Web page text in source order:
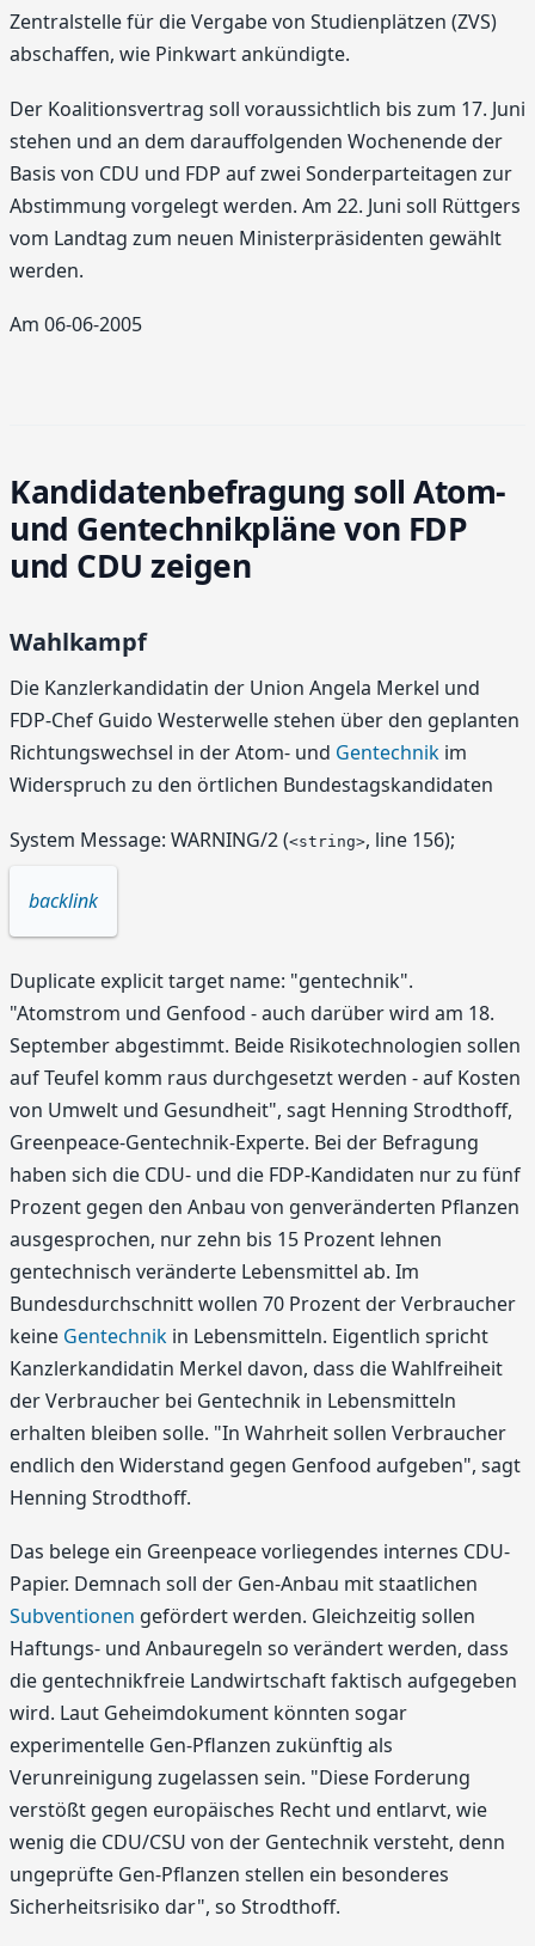
Zentralstelle für die Vergabe von Studienplätzen (ZVS)
abschaffen, wie Pinkwart ankündigte.
Der Koalitionsvertrag soll voraussichtlich bis zum 17. Juni
stehen und an dem darauffolgenden Wochenende der
Basis von CDU und FDP auf zwei Sonderparteitagen zur
Abstimmung vorgelegt werden. Am 22. Juni soll Rüttgers
vom Landtag zum neuen Ministerpräsidenten gewählt
werden.
Am 06-06-2005
Kandidatenbefragung soll Atom-
und Gentechnikpläne von FDP
und CDU zeigen
Wahlkampf
Die Kanzlerkandidatin der Union Angela Merkel und
FDP-Chef Guido Westerwelle stehen über den geplanten
Richtungswechsel in der Atom- und Gentechnik im
Widerspruch zu den örtlichen Bundestagskandidaten
System Message: WARNING/2 (<string>, line 156);
backlink
Duplicate explicit target name: "gentechnik".
"Atomstrom und Genfood - auch darüber wird am 18.
September abgestimmt. Beide Risikotechnologien sollen
auf Teufel komm raus durchgesetzt werden - auf Kosten
von Umwelt und Gesundheit", sagt Henning Strodthoff,
Greenpeace-Gentechnik-Experte. Bei der Befragung
haben sich die CDU- und die FDP-Kandidaten nur zu fünf
Prozent gegen den Anbau von genveränderten Pflanzen
ausgesprochen, nur zehn bis 15 Prozent lehnen
gentechnisch veränderte Lebensmittel ab. Im
Bundesdurchschnitt wollen 70 Prozent der Verbraucher
keine Gentechnik in Lebensmitteln. Eigentlich spricht
Kanzlerkandidatin Merkel davon, dass die Wahlfreiheit
der Verbraucher bei Gentechnik in Lebensmitteln
erhalten bleiben solle. "In Wahrheit sollen Verbraucher
endlich den Widerstand gegen Genfood aufgeben", sagt
Henning Strodthoff.
Das belege ein Greenpeace vorliegendes internes CDU-
Papier. Demnach soll der Gen-Anbau mit staatlichen
Subventionen gefördert werden. Gleichzeitig sollen
Haftungs- und Anbauregeln so verändert werden, dass
die gentechnikfreie Landwirtschaft faktisch aufgegeben
wird. Laut Geheimdokument könnten sogar
experimentelle Gen-Pflanzen zukünftig als
Verunreinigung zugelassen sein. "Diese Forderung
verstößt gegen europäisches Recht und entlarvt, wie
wenig die CDU/CSU von der Gentechnik versteht, denn
ungeprüfte Gen-Pflanzen stellen ein besonderes
Sicherheitsrisiko dar", so Strodthoff.